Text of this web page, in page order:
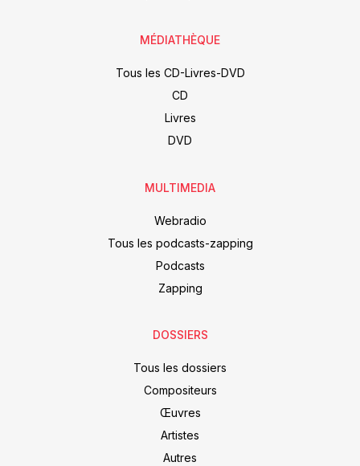
MÉDIATHÈQUE
Tous les CD-Livres-DVD
CD
Livres
DVD
MULTIMEDIA
Webradio
Tous les podcasts-zapping
Podcasts
Zapping
DOSSIERS
Tous les dossiers
Compositeurs
Œuvres
Artistes
Autres